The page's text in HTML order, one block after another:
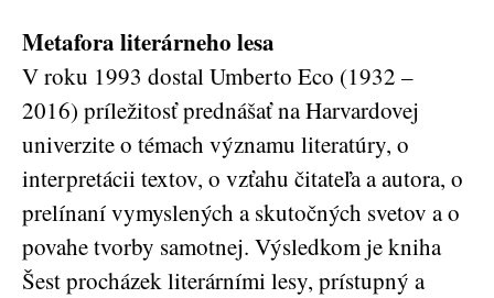
Metafora literárneho lesa
V roku 1993 dostal Umberto Eco (1932 –
2016) príležitosť prednášať na Harvardovej
univerzite o témach významu literatúry, o
interpretácii textov, o vzťahu čitateľa a autora, o
prelínaní vymyslených a skutočných svetov a o
povahe tvorby samotnej. Výsledkom je kniha
Šest procházek literárními lesy, prístupný a